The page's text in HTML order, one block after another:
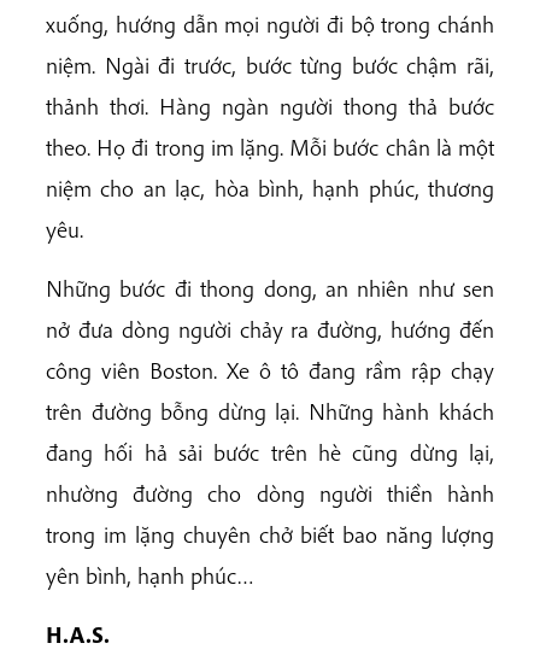
xuống, hướng dẫn mọi người đi bộ trong chánh
niệm. Ngài đi trước, bước từng bước chậm rãi,
thảnh thơi. Hàng ngàn người thong thả bước
theo. Họ đi trong im lặng. Mỗi bước chân là một
niệm cho an lạc, hòa bình, hạnh phúc, thương
yêu.
Những bước đi thong dong, an nhiên như sen
nở đưa dòng người chảy ra đường, hướng đến
công viên Boston. Xe ô tô đang rầm rập chạy
trên đường bỗng dừng lại. Những hành khách
đang hối hả sải bước trên hè cũng dừng lại,
nhường đường cho dòng người thiền hành
trong im lặng chuyên chở biết bao năng lượng
yên bình, hạnh phúc…
H.A.S.